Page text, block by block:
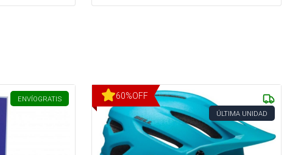
ENVÍOGRATIS 60%OFF
ÚLTIMA UNIDAD